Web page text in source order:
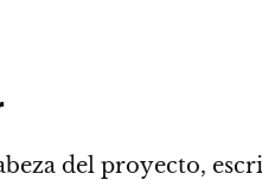
del proyecto,